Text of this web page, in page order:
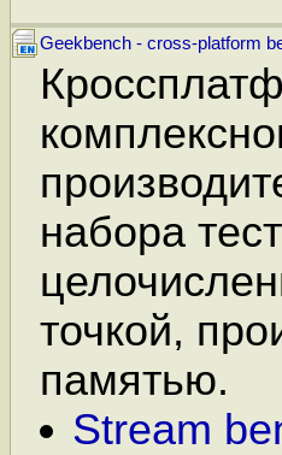
Geekbench - cross-platform
набора
точкой,
памятью.
Stream